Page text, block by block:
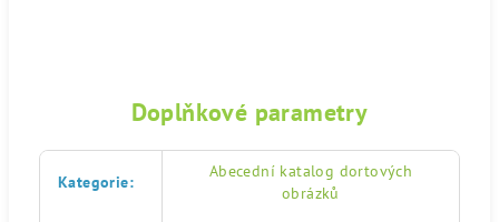
Doplňkové parametry
Kategorie:
Abecední katalog dortových
obrázků